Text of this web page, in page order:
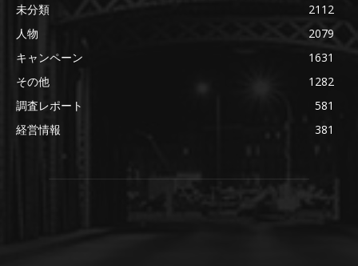
未分類
2112
人物
2079
キャンペーン
1631
その他
1282
調査レポート
581
経営情報
381